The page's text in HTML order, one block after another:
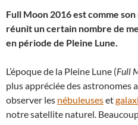
Full Moon 2016 est comme
réunit un certain nombre de
en période de Pleine Lune.
L’époque de la Pleine Lune (Full
plus appréciée des astronomes
observer les nébuleuseset
notre satellite naturel.